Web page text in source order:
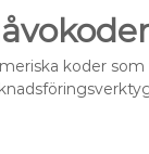
koder